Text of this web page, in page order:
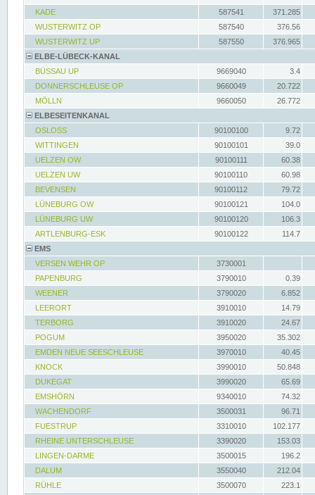
KADE
587541
371.285
WUSTERWITZ OP
587540
376.56
WUSTERWITZ UP
587550
376.965
ELBE-LÜBECK-KANAL
BÜSSAU UP
9669040
3.4
DONNERSCHLEUSE OP
9660049
20.722
MÖLLN
9660050
26.772
ELBESEITENKANAL
OSLOSS
90100100
9.72
WITTINGEN
90100101
39.0
UELZEN OW
90100111
60.38
UELZEN UW
90100110
60.98
BEVENSEN
90100112
79.72
LÜNEBURG OW
90100121
104.0
LÜNEBURG UW
90100120
106.3
ARTLENBURG-ESK
90100122
114.7
EMS
VERSEN WEHR OP
3730001
PAPENBURG
3790010
0.39
WEENER
3790020
6.852
LEERORT
3910010
14.79
TERBORG
3910020
24.67
POGUM
3950020
35.302
EMDEN NEUE SEESCHLEUSE
3970010
40.45
KNOCK
3990010
50.848
DUKEGAT
3990020
65.69
EMSHÖRN
9340010
74.32
WACHENDORF
3500031
96.71
FUESTRUP
3310010
102.177
RHEINE UNTERSCHLEUSE
3390020
153.03
LINGEN-DARME
3500015
196.2
DALUM
3550040
212.04
RÜHLE
3500070
223.1